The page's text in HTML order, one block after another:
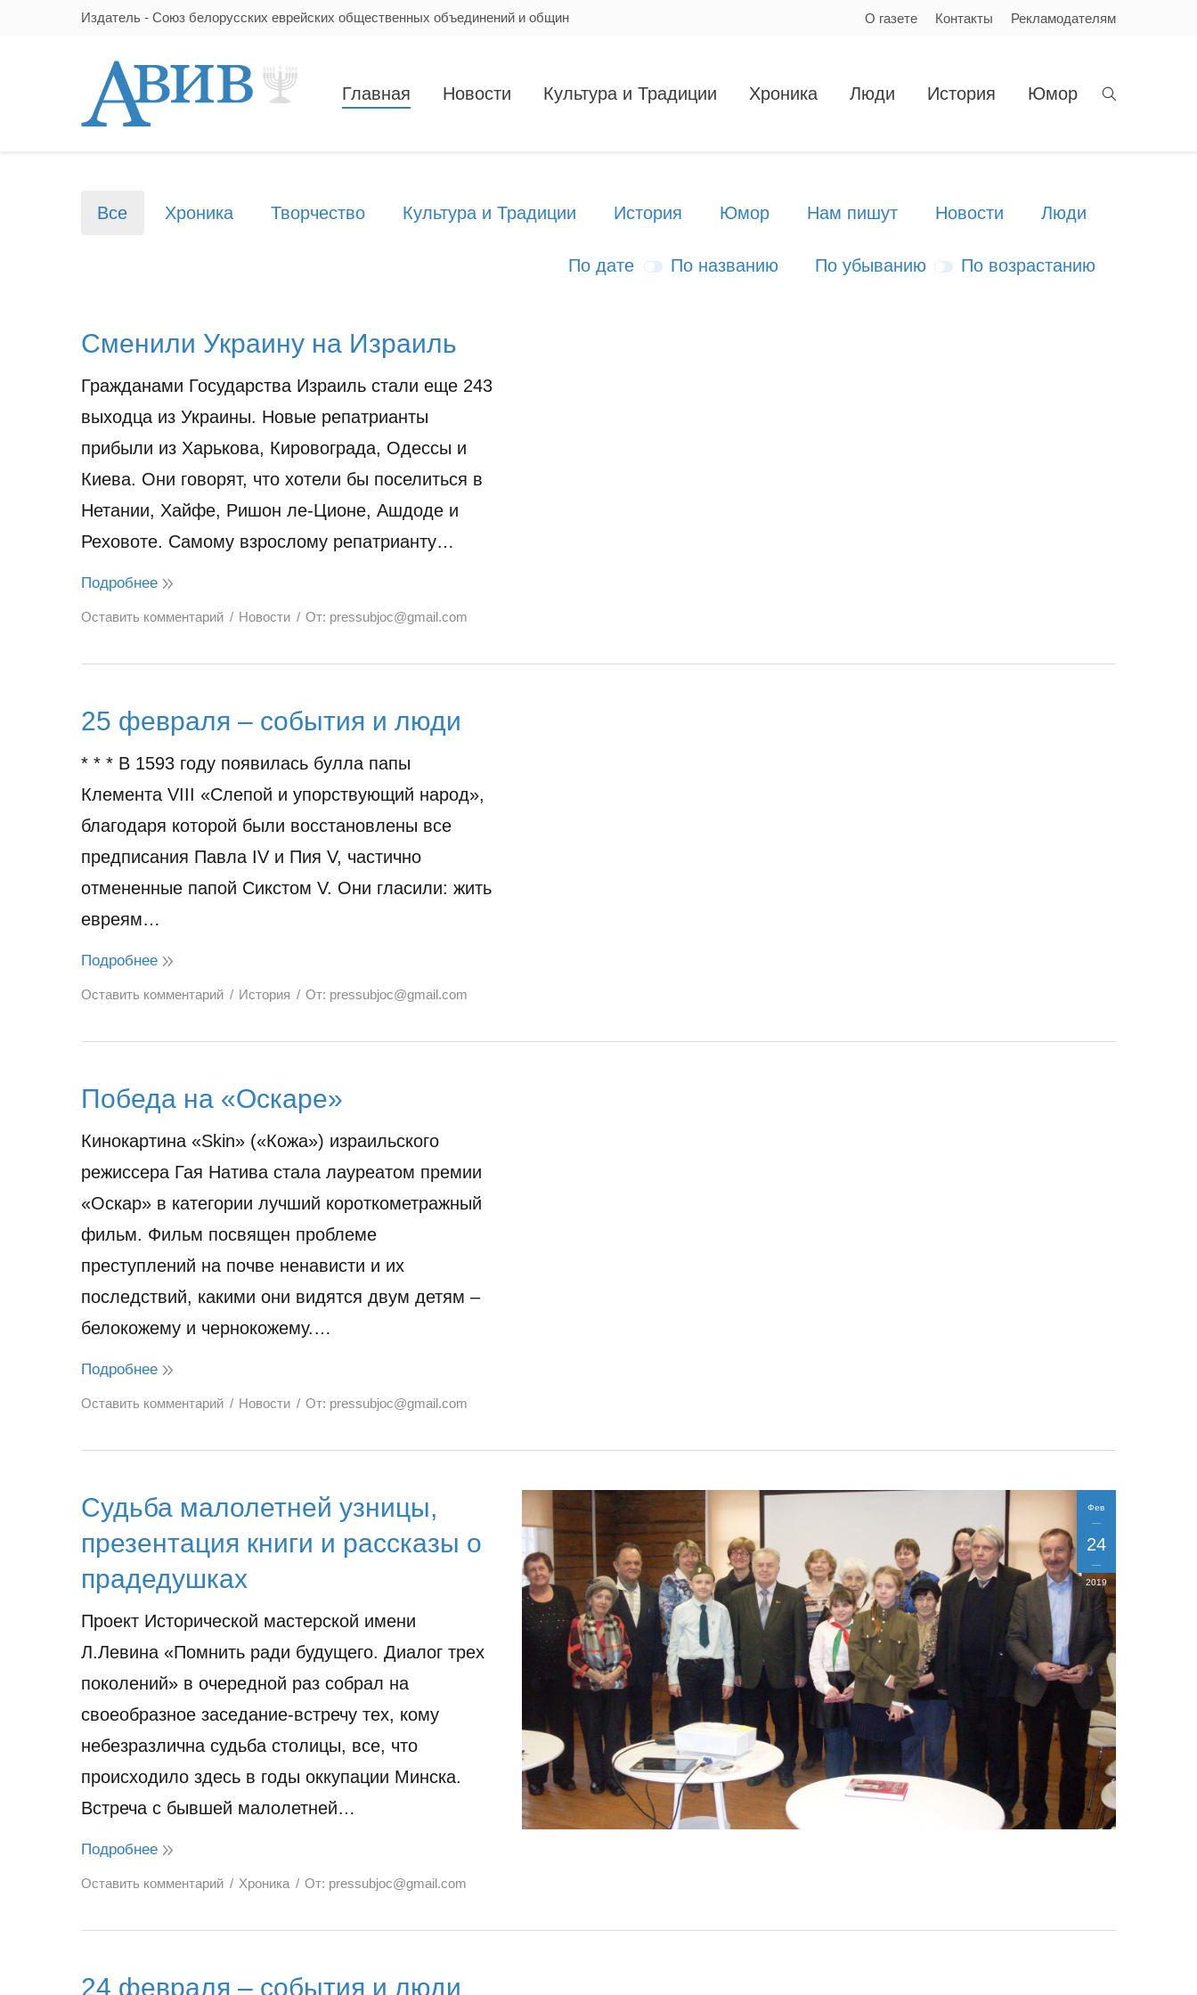
Издатель - Союз белорусских еврейских общественных объединений и общин О газете Контакты Рекламодателям
Главная Новости Культура и Традиции Хроника Люди История Юмор
Все Хроника Творчество Культура и Традиции История Юмор Нам пишут Новости Люди
По дате По названию По убыванию По возрастанию
Сменили Украину на Израиль
Гражданами Государства Израиль стали еще 243
выходца из Украины. Новые репатрианты
прибыли из Харькова, Кировограда, Одессы и
Киева. Они говорят, что хотели бы поселиться в
Нетании, Хайфе, Ришон ле-Ционе, Ашдоде и
Реховоте. Самому взрослому репатрианту…
Подробнее
Оставить комментарий Новости От: pressubjoc@gmail.com
25 февраля – события и люди
* * * В 1593 году появилась булла папы
Клемента VIII «Слепой и упорствующий народ»,
благодаря которой были восстановлены все
предписания Павла IV и Пия V, частично
отмененные папой Сикстом V. Они гласили: жить
евреям…
Подробнее
Оставить комментарий История От: pressubjoc@gmail.com
Победа на «Оскаре»
Кинокартина «Skin» («Кожа») израильского
режиссера Гая Натива стала лауреатом премии
«Оскар» в категории лучший короткометражный
фильм. Фильм посвящен проблеме
преступлений на почве ненависти и их
последствий, какими они видятся двум детям –
белокожему и чернокожему.…
Подробнее
Оставить комментарий Новости От: pressubjoc@gmail.com
Судьба малолетней узницы,
презентация книги и рассказы о
прадедушках
Проект Исторической мастерской имени
Л.Левина «Помнить ради будущего. Диалог трех
поколений» в очередной раз собрал на
своеобразное заседание-встречу тех, кому
небезразлична судьба столицы, все, что
происходило здесь в годы оккупации Минска.
Встреча с бывшей малолетней…
Подробнее
Оставить комментарий Хроника От: pressubjoc@gmail.com
Фев
24
2019
24 февраля – события и люди